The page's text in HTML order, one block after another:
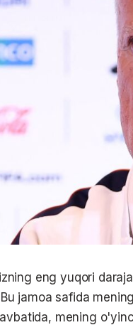
eng yuqori
jamoa safida
mening